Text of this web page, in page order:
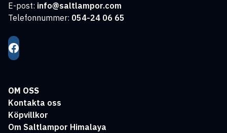
E-post: info@saltlampor.com
Telefonnummer: 054-24 06 65
OM OSS
Kontakta oss
Köpvillkor
Om Saltlampor Himalaya